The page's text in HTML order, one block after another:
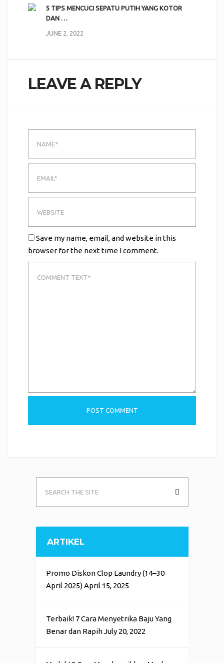
5 TIPS MENCUCI SEPATU PUTIH YANG KOTOR
DAN …
JUNE 2, 2022
LEAVE A REPLY
Save my name, email, and website in this
browser for the next time I comment.
ARTIKEL
Promo Diskon Clop Laundry (14–30
April 2025) April 15, 2025
Terbaik! 7 Cara Menyetrika Baju Yang
Benar dan Rapih July 20, 2022